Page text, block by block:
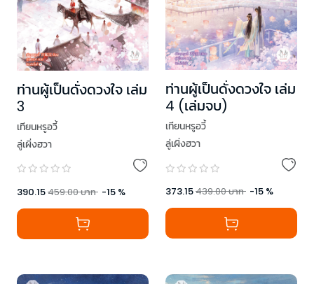
ท่านผู้เป็นดั่งดวงใจ เล่ม
3
เทียนหรูอวี้
ลู่เผิ่งฮวา
390.15459.00บาท -15 %
ท่านผู้เป็นดั่งดวงใจ เล่ม
4 (เล่มจบ)
เทียนหรูอวี้
ลู่เผิ่งฮวา
373.15439.00บาท -15 %